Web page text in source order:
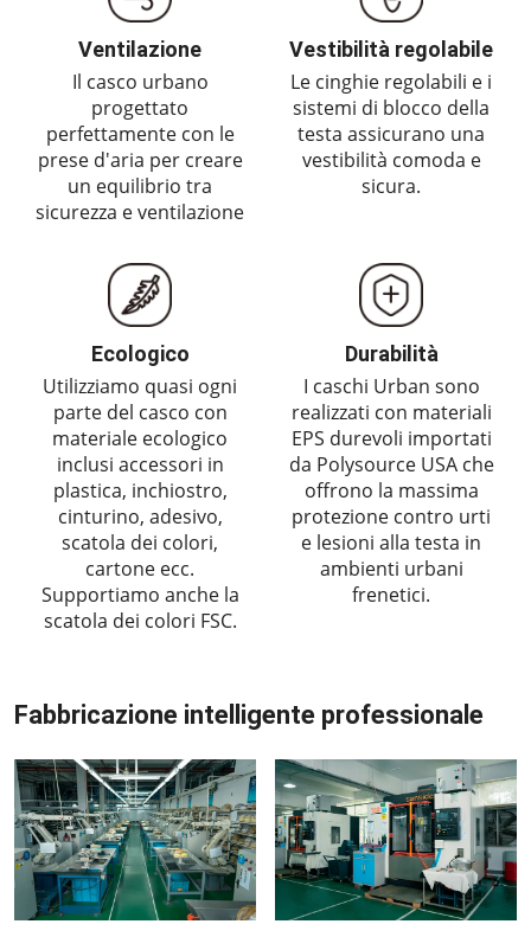
Ventilazione
Il casco urbano
progettato
perfettamente con le
prese d'aria per creare
un equilibrio tra
sicurezza e ventilazione
Vestibilità regolabile
Le cinghie regolabili e i
sistemi di blocco della
testa assicurano una
vestibilità comoda e
sicura.
Ecologico
Utilizziamo quasi ogni
parte del casco con
materiale ecologico
inclusi accessori in
plastica, inchiostro,
cinturino, adesivo,
scatola dei colori,
cartone ecc.
Supportiamo anche la
scatola dei colori FSC.
Durabilità
I caschi Urban sono
realizzati con materiali
EPS durevoli importati
da Polysource USA che
offrono la massima
protezione contro urti
e lesioni alla testa in
ambienti urbani
frenetici.
Fabbricazione intelligente professionale